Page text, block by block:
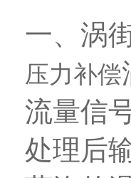
一、涡
压力补偿
流量信
处理后